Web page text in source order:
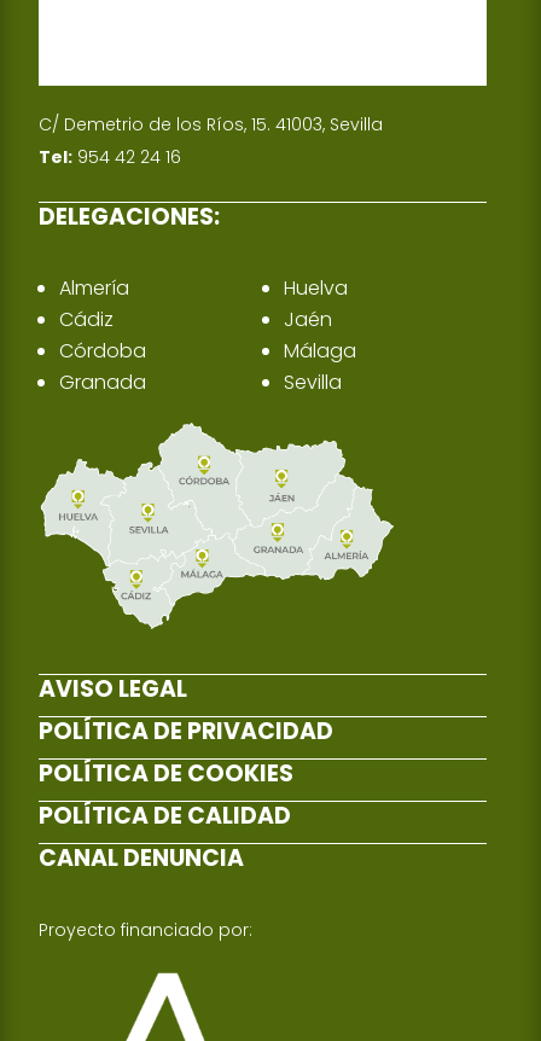
C/ Demetrio de los Ríos, 15. 41003, Sevilla
Tel: 954 42 24 16
DELEGACIONES:
Almería
Cádiz
Córdoba
Granada
Huelva
Jaén
Málaga
Sevilla
AVISO LEGAL
POLÍTICA DE PRIVACIDAD
POLÍTICA DE COOKIES
POLÍTICA DE CALIDAD
CANAL DENUNCIA
Proyecto financiado por: